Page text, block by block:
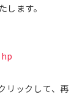
ます。
リックして、再